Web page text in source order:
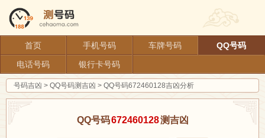
首页 手机号码 车牌号码
QQ号码
电话号码
银行卡号码
号码吉凶 > QQ号码测吉凶 > QQ号码672460128吉凶分析
QQ号码672460128测吉凶